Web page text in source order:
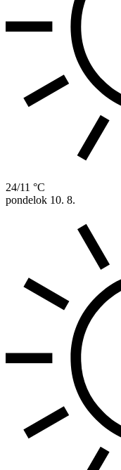
24/11 °C
pondelok 10. 8.